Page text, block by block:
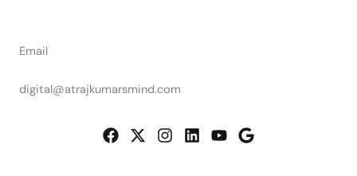
Email
digital@atrajkumarsmind.com